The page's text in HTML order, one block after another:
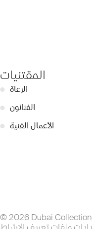
المقتنيات
● الرعاة
● الفنانون
● الأعمال الفنية
© 2026 Dubai Collection